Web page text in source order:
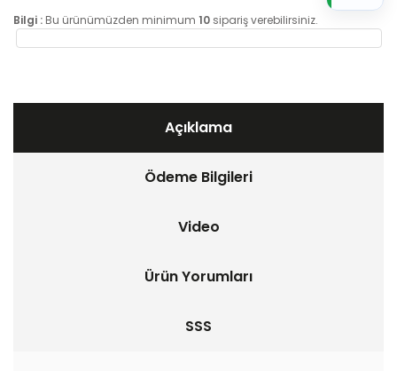
Bilgi : Bu ürünümüzden minimum 10 sipariş verebilirsiniz.
Açıklama
Ödeme Bilgileri
Video
Ürün Yorumları
SSS